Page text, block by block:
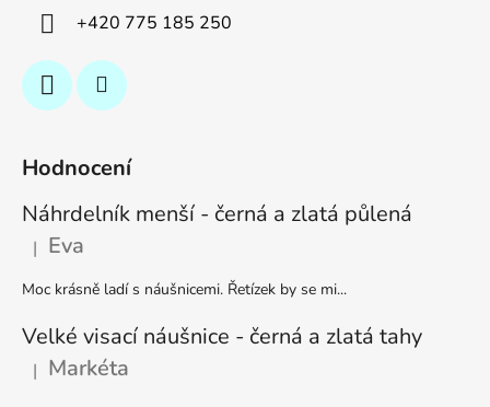
+420 775 185 250
Hodnocení
Náhrdelník menší - černá a zlatá půlená
Hodnocení produktu je 5 z 5 hvězdiček.
| Eva
Moc krásně ladí s náušnicemi. Řetízek by se mi...
Velké visací náušnice - černá a zlatá tahy
Hodnocení produktu je 5 z 5 hvězdiček.
| Markéta